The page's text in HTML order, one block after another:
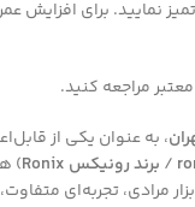
مراجعه کنید.
، به عنوان یکی از
/ برند رونیکس Ronix
)
مرادی، تجربه‌ای